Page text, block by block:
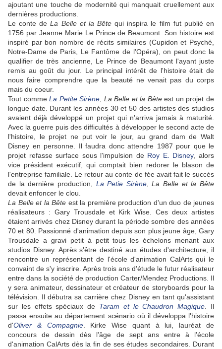
ajoutant une touche de modernité qui manquait cruellement aux
dernières productions.
Le conte deLa Belle et la Bête qui inspira le film fut publié en
1756 par Jeanne Marie Le Prince de Beaumont. Son histoire est
inspiré par bon nombre de récits similaires (Cupidon et Psyché,
Notre-Dame de Paris, Le Fantôme de l'Opéra), on peut donc la
qualifier de très ancienne, Le Prince de Beaumont l'ayant juste
remis au goût du jour. Le principal intérêt de l'histoire était de
nous faire comprendre que la beauté ne venait pas du corps
mais du coeur.
Tout commeLa Petite Sirène La Belle et la Bêteest un projet de
longue date. Durant les années 30 et 50 des artistes des studios
avaient déjà développé un projet qui n'arriva jamais à maturité.
Avec la guerre puis des difficultés à développer le second acte de
l'histoire, le projet ne put voir le jour, au grand dam de Walt
Disney en personne. Il faudra donc attendre 1987 pour que le
projet refasse surface sous l'impulsion de Roy E. Disney, alors
vice président exécutif, qui comptait bien redorer le blason de
l'entreprise familiale. Le retour au conte de fée avait fait le succès
de la dernière production, La Petie Sirène,La Belle et la Bête
devait enfoncer le clou.
La Belle et la Bête est la première production d'un duo de jeunes
réalisateurs : Gary Trousdale et Kirk Wise. Ces deux artistes
étaient arrivés chez Disney durant la période sombre des années
70 et 80. Passionné d'animation depuis son plus jeune âge, Gary
Trousdale a gravi petit à petit tous les échelons menant aux
studios Disney. Après s'être destiné aux études d'architecture, il
rencontre un représentant de l'école d'animation CalArts qui le
convaint de s'y inscrire. Après trois ans d'étude le futur réalisateur
entre dans la société de production Carter/Mendez Productions. Il
y sera animateur, dessinateur et créateur de storyboards pour la
télévision. Il débutra sa carrière chez Disney en tant qu'assistant
sur les effets spéciaux de Taram et le Chaudron Magique . Il
passa ensuite au département scénario où il développa l'histoire
d'Oliver & Compagnie. Kirke Wise quant à lui, lauréat de
concours de dessin dès l'âge de sept ans entre à l'école
d'animation CalArts dès la fin de ses études secondaires. Durant